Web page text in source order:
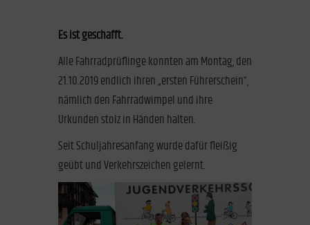
Es ist geschafft.
Alle Fahrradprüflinge konnten am Montag, den
21.10.2019 endlich ihren „ersten Führerschein“,
nämlich den Fahrradwimpel und ihre
Urkunden stolz in Händen halten.
Seit Schuljahresanfang wurde dafür fleißig
geübt und Verkehrszeichen gelernt.